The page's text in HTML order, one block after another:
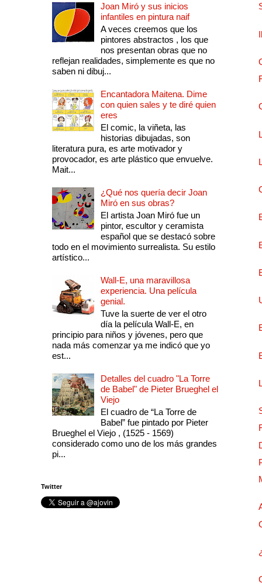
Joan Miró y sus inicios
infantiles en pintura naif
A veces creemos que los
pintores abstractos , los que
nos presentan obras que no
reflejan realidades, simplemente es que no
saben ni dibuj...
Encantadora Maitena. Dime
con quien sales y te diré quien
eres
El comic, la viñeta, las
historias dibujadas, son
literatura pura, es arte motivador y
provocador, es arte plástico que envuelve.
Mait...
¿Qué nos quería decir Joan
Miró en sus obras?
El artista Joan Miró fue un
pintor, escultor y ceramista
español que se destacó sobre
todo en el movimiento surrealista. Su estilo
artístico...
Wall-E, una maravillosa
experiencia. Una película
genial.
Tuve la suerte de ver el otro
día la película Wall-E, en
principio para niños y jóvenes, pero que
nada más comenzar ya me indicó que yo
est...
Detalles del cuadro "La Torre
de Babel" de Pieter Brueghel el
Viejo
El cuadro de “La Torre de
Babel” fue pintado por Pieter
Brueghel el Viejo , (1525 - 1569)
considerado como uno de los más grandes
pi...
Twitter